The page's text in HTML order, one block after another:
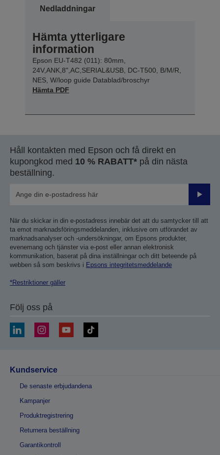
Nedladdningar
Hämta ytterligare
information
Epson EU-T482 (011): 80mm,
24V,ANK,8",AC,SERIAL&USB, DC-T500, B/M/R,
NES, W/loop guide Datablad/broschyr
Hämta PDF
Håll kontakten med Epson och få direkt en
kupongkod med 10 % RABATT* på din nästa
beställning.
Skicka
När du skickar in din e-postadress innebär det att du samtycker till att
ta emot marknadsföringsmeddelanden, inklusive om utförandet av
marknadsanalyser och -undersökningar, om Epsons produkter,
evenemang och tjänster via e-post eller annan elektronisk
kommunikation, baserat på dina inställningar och ditt beteende på
webben så som beskrivs i Epsons integritetsmeddelande
*Restriktioner gäller
Följ oss på
Kundservice
De senaste erbjudandena
Kampanjer
Produktregistrering
Returnera beställning
Garantikontroll